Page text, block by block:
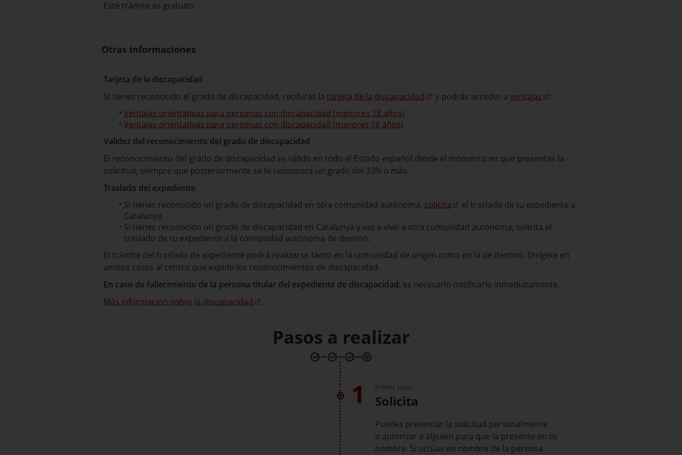
Este trámite es gratuito.
Otras informaciones
Tarjeta de la discapacidad
Si tienes reconocido el grado de discapacidad, recibirás la tarjeta de la discapacidad y podrás acceder a ventajas
:
Ventajas orientativas para personas con discapacidad (menores 18 años)
Ventajas orientativas para personas con discapacidad (mayores 18 años)
Validez del reconocimiento del grado de discapacidad
El reconocimiento del grado de discapacidad es válido en todo el Estado español desde el momento en que presentas la
solicitud, siempre que posteriormente se te reconozca un grado del 33% o más.
Traslado del expediente
Si tienes reconocido un grado de discapacidad en otra comunidad autónoma, solicita
el traslado de tu expediente a
Catalunya.
Si tienes reconocido un grado de discapacidad en Catalunya y vas a vivir a otra comunidad autónoma, solicita el
traslado de tu expediente a la comunidad autónoma de destino.
El trámite del traslado de expediente podrá realizarse tanto en la comunidad de origen como en la de destino. Dirígete en
ambos casos al centro que expide los reconocimientos de discapacidad.
En caso de fallecimiento de la persona titular del expediente de discapacidad, es necesario notificarlo inmediatamente.
Más información sobre la discapacidad
.
Pasos a realizar
1 Primer paso
Solicita
Puedes presentar la solicitud personalmente
o autorizar a alguien para que la presente en tu
nombre. Si actúas en nombre de la persona